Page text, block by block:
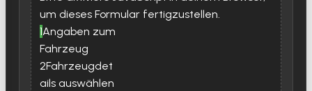
um dieses Formular fertigzustellen.
1Angaben zum
Fahrzeug
2Fahrzeugdet
ails auswählen